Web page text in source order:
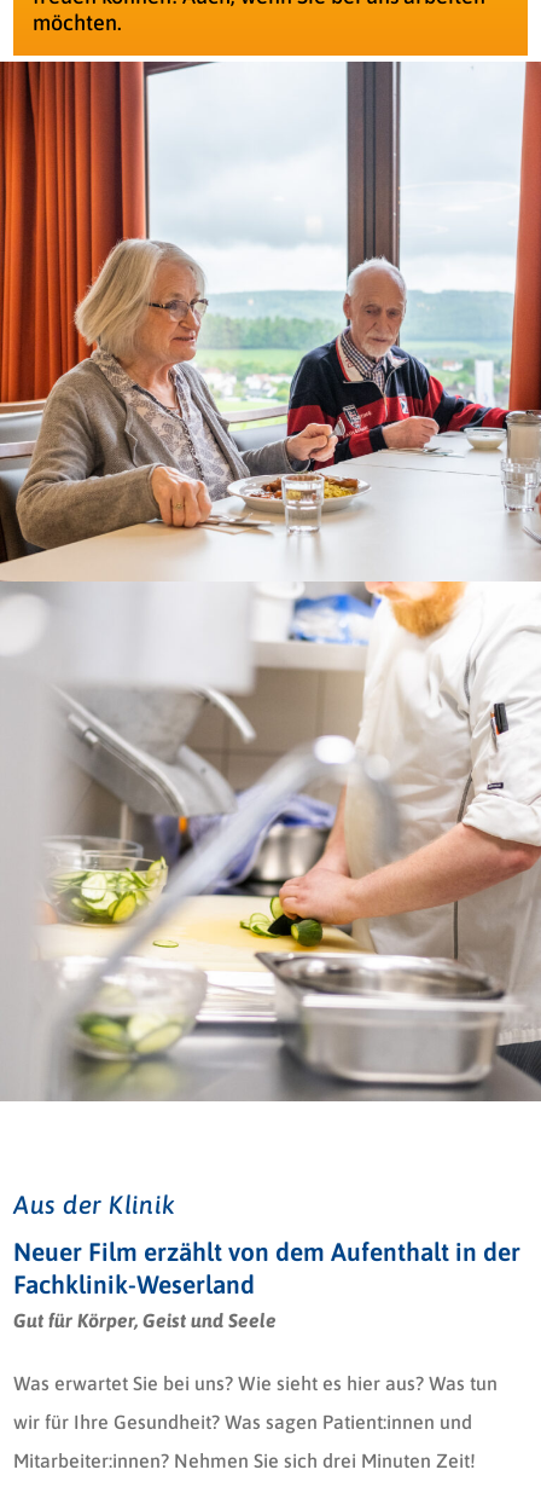
Ihre Freizeit
möchten.
Aus der Klinik
Neuer Film erzählt von dem Aufenthalt in der
Fachklinik-Weserland
Gut für Körper, Geist und Seele
Was erwartet Sie bei uns? Wie sieht es hier aus? Was tun
wir für Ihre Gesundheit? Was sagen Patient:innen und
Mitarbeiter:innen? Nehmen Sie sich drei Minuten Zeit!